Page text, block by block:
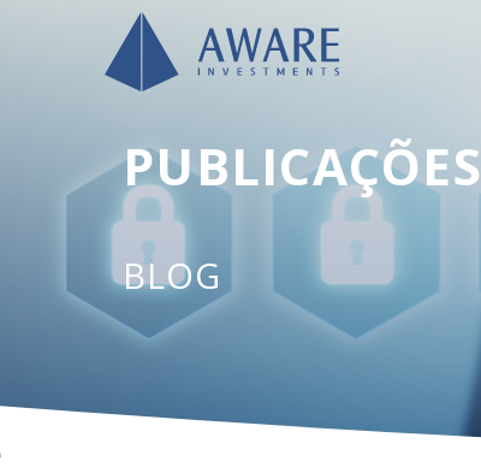
PUBLICAÇÕES
BLOG